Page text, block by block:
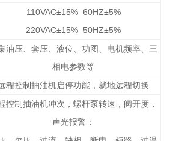
110VAC±15% 60HZ±5%
220VAC±15% 50HZ±5%
油压、套压、液位、功图、电机频率、三
相电参数等
程控制抽油机启停功能，就地远程切换
控制抽油机冲次，螺杆泵转速，阀开度，
声光报警；